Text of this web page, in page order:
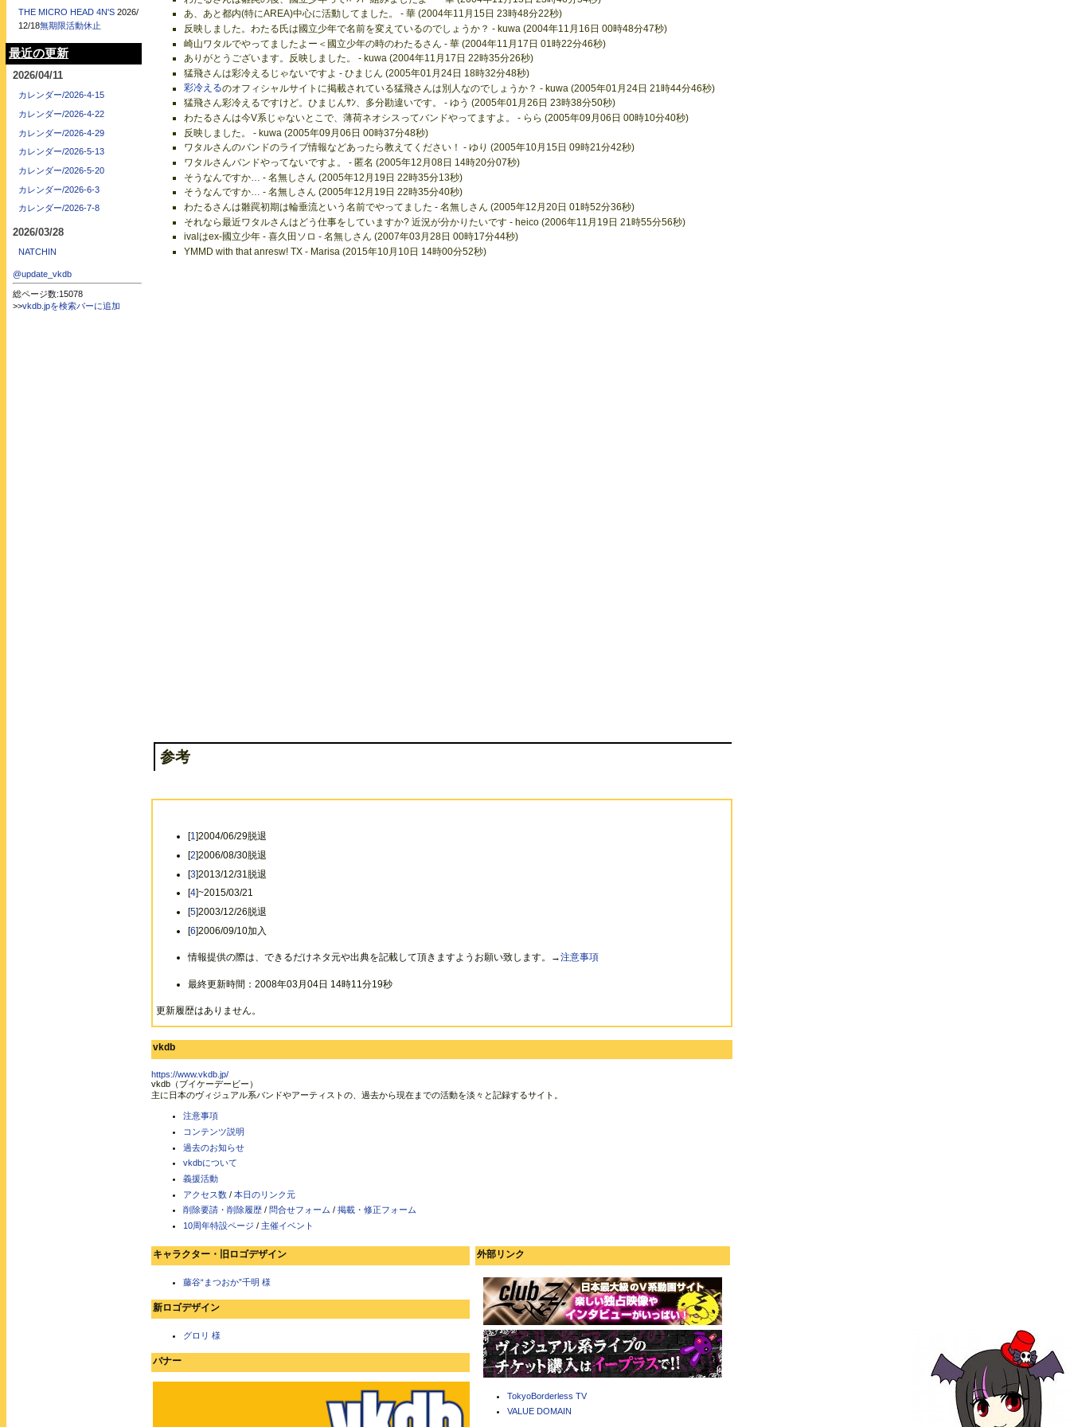
あ、あと都内(特にAREA)中心に活動してました。 - 華 (2004年11月15日 23時48分22秒)
反映しました。わたる氏は國立少年で名前を変えているのでしょうか？ - kuwa (2004年11月16日 00時48分47秒)
崎山ワタルでやってましたよー＜國立少年の時のわたるさん - 華 (2004年11月17日 01時22分46秒)
ありがとうございます。反映しました。 - kuwa (2004年11月17日 22時35分26秒)
猛飛さんは彩冷えるじゃないですよ - ひまじん (2005年01月24日 18時32分48秒)
彩冷えるのオフィシャルサイトに掲載されている猛飛さんは別人なのでしょうか？ - kuwa (2005年01月24日 21時44分46秒)
猛飛さん彩冷えるですけど。ひまじんｻﾝ、多分勘違いです。 - ゆう (2005年01月26日 23時38分50秒)
わたるさんは今V系じゃないとこで、薄荷ネオシスってバンドやってますよ。 - らら (2005年09月06日 00時10分40秒)
反映しました。 - kuwa (2005年09月06日 00時37分48秒)
ワタルさんのバンドのライブ情報などあったら教えてください！ - ゆり (2005年10月15日 09時21分42秒)
ワタルさんバンドやってないですよ。 - 匿名 (2005年12月08日 14時20分07秒)
そうなんですか… - 名無しさん (2005年12月19日 22時35分13秒)
そうなんですか… - 名無しさん (2005年12月19日 22時35分40秒)
わたるさんは雛罠初期は輪垂流という名前でやってました - 名無しさん (2005年12月20日 01時52分36秒)
それなら最近ワタルさんはどう仕事をしていますか? 近況が分かりたいです - heico (2006年11月19日 21時55分56秒)
ivalはex-國立少年 - 喜久田ソロ - 名無しさん (2007年03月28日 00時17分44秒)
YMMD with that anresw! TX - Marisa (2015年10月10日 14時00分52秒)
参考
[1]2004/06/29脱退
[2]2006/08/30脱退
[3]2013/12/31脱退
[4]~2015/03/21
[5]2003/12/26脱退
[6]2006/09/10加入
情報提供の際は、できるだけネタ元や出典を記載して頂きますようお願い致します。→注意事項
最終更新時間：2008年03月04日 14時11分19秒
更新履歴はありません。
vkdb
https://www.vkdb.jp/
vkdb（ブイケーデービー）
主に日本のヴィジュアル系バンドやアーティストの、過去から現在までの活動を淡々と記録するサイト。
注意事項
コンテンツ説明
過去のお知らせ
vkdbについて
義援活動
アクセス数 / 本日のリンク元
削除要請・削除履歴 / 問合せフォーム / 掲載・修正フォーム
10周年特設ページ / 主催イベント
キャラクター・旧ロゴデザイン
藤谷“まつおか”千明 様
新ロゴデザイン
グロリ 様
バナー
外部リンク
TokyoBorderless TV
VALUE DOMAIN
THE MICRO HEAD 4N'S 2026/
12/18無期限活動休止
最近の更新
2026/04/11
カレンダー/2026-4-15
カレンダー/2026-4-22
カレンダー/2026-4-29
カレンダー/2026-5-13
カレンダー/2026-5-20
カレンダー/2026-6-3
カレンダー/2026-7-8
2026/03/28
NATCHIN
@update_vkdb
総ページ数:15078
>>vkdb.jpを検索バーに追加